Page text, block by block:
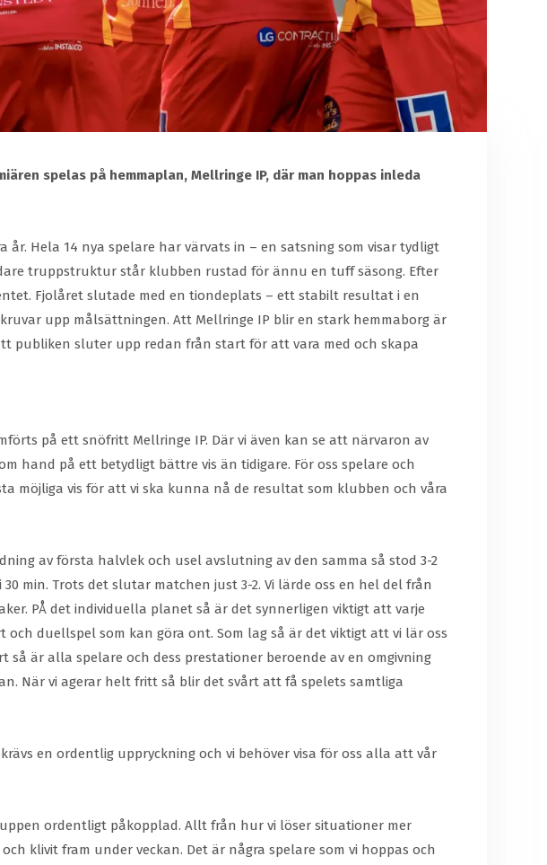
spelas på hemmaplan, Mellringe IP, där man hoppas inleda
Hela 14 nya spelare har värvats in – en satsning som visar tydligt
truppstruktur står klubben rustad för ännu en tuff säsong. Efter
Fjolåret slutade med en tiondeplats – ett stabilt resultat i en
upp målsättningen. Att Mellringe IP blir en stark hemmaborg är
publiken sluter upp redan från start för att vara med och skapa
på ett snöfritt Mellringe IP. Där vi även kan se att närvaron av
hand på ett betydligt bättre vis än tidigare. För oss spelare och
möjliga vis för att vi ska kunna nå de resultat som klubben och våra
av första halvlek och usel avslutning av den samma så stod 3-2
min. Trots det slutar matchen just 3-2. Vi lärde oss en hel del från
PÅ det individuella planet så är det synnerligen viktigt att varje
duellspel som kan göra ont. Som lag så är det viktigt att vi lär oss
är alla spelare och dess prestationer beroende av en omgivning
När vi agerar helt fritt så blir det svårt att få spelets samtliga
en ordentlig uppryckning och vi behöver visa för oss alla att vår
ordentligt påkopplad. Allt från hur vi löser situationer mer
klivit fram under veckan. Det är några spelare som vi hoppas och